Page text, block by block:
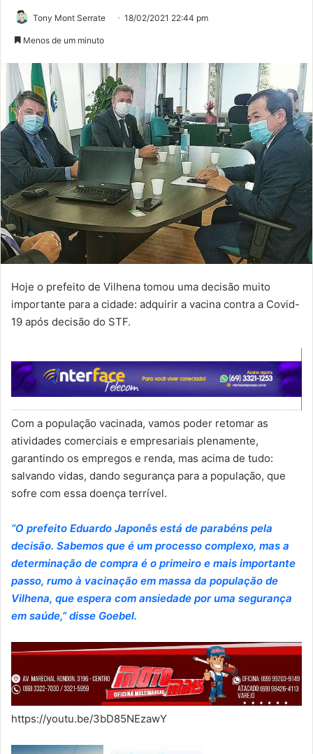
Tony Mont Serrate 18/02/2021 22:44 pm
Menos de um minuto
Hoje o prefeito de Vilhena tomou uma decisão muito
importante para a cidade: adquirir a vacina contra a Covid-
19 após decisão do STF.
Com a população vacinada, vamos poder retomar as
atividades comerciais e empresariais plenamente,
garantindo os empregos e renda, mas acima de tudo:
salvando vidas, dando segurança para a população, que
sofre com essa doença terrível.
“O prefeito Eduardo Japonês está de parabéns pela
decisão. Sabemos que é um processo complexo, mas a
determinação de compra é o primeiro e mais importante
passo, rumo à vacinação em massa da população de
Vilhena, que espera com ansiedade por uma segurança
em saúde,” disse Goebel.
https://youtu.be/3bD85NEzawY